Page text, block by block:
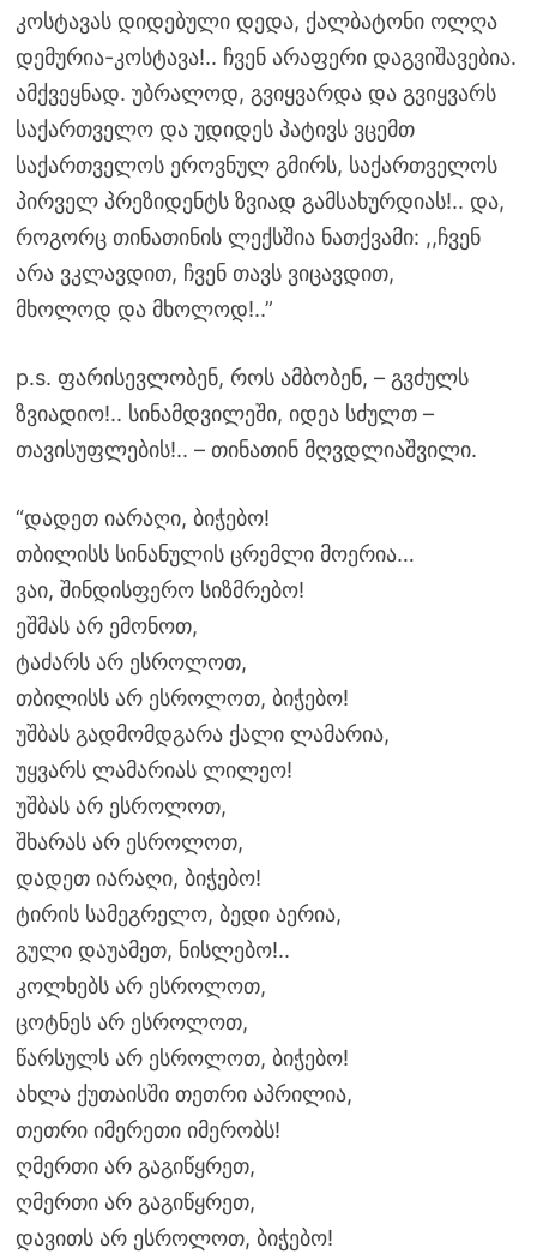
კოსტავას დიდებული დედა, ქალბატონი ოლღა
დემურია-კოსტავა!.. ჩვენ არაფერი დაგვიშავებია.
ამქვეყნად. უბრალოდ, გვიყვარდა და გვიყვარს
საქართველო და უდიდეს პატივს ვცემთ
საქართველოს ეროვნულ გმირს, საქართველოს
პირველ პრეზიდენტს ზვიად გამსახურდიას!.. და,
როგორც თინათინის ლექსშია ნათქვამი: ,,ჩვენ
არა ვკლავდით, ჩვენ თავს ვიცავდით,
მხოლოდ და მხოლოდ!..”
p.s. ფარისევლობენ, როს ამბობენ, – გვძულს
ზვიადიო!.. სინამდვილეში, იდეა სძულთ –
თავისუფლების!.. – თინათინ მღვდლიაშვილი.
“დადეთ იარაღი, ბიჭებო!
თბილისს სინანულის ცრემლი მოერია…
ვაი, შინდისფერო სიზმრებო!
ეშმას არ ემონოთ,
ტაძარს არ ესროლოთ,
თბილისს არ ესროლოთ, ბიჭებო!
უშბას გადმომდგარა ქალი ლამარია,
უყვარს ლამარიას ლილეო!
უშბას არ ესროლოთ,
შხარას არ ესროლოთ,
დადეთ იარაღი, ბიჭებო!
ტირის სამეგრელო, ბედი აერია,
გული დაუამეთ, ნისლებო!..
კოლხებს არ ესროლოთ,
ცოტნეს არ ესროლოთ,
წარსულს არ ესროლოთ, ბიჭებო!
ახლა ქუთაისში თეთრი აპრილია,
თეთრი იმერეთი იმერობს!
ღმერთი არ გაგიწყრეთ,
ღმერთი არ გაგიწყრეთ,
დავითს არ ესროლოთ, ბიჭებო!